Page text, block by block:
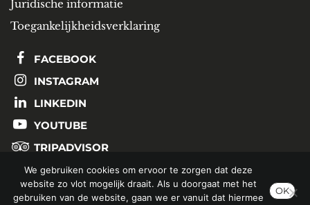
Juridische informatie
Toegankelijkheidsverklaring
FACEBOOK
INSTAGRAM
LINKEDIN
YOUTUBE
TRIPADVISOR
SCHRIJF U IN OP ONZE NIEUWSBRIEF
We gebruiken cookies om ervoor te zorgen dat deze
website zo vlot mogelijk draait. Als u doorgaat met het
gebruiken van de website, gaan we er vanuit dat hiermee
OK